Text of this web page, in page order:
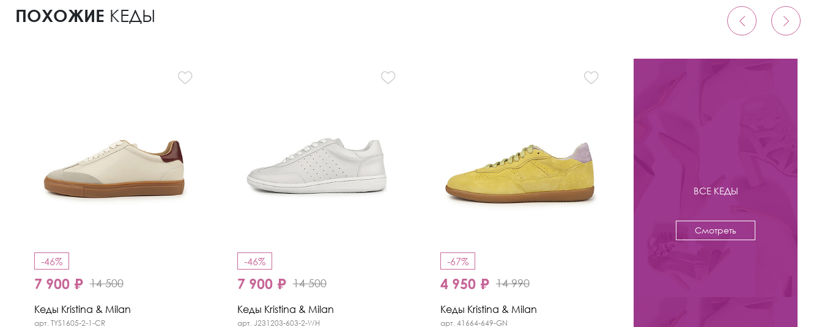
ПОХОЖИЕ КЕДЫ
-46%
7 900 ₽ 14 500
Кеды Kristina & Milan
арт. TYS1605-2-1-CR
-46%
7 900 ₽ 14 500
Кеды Kristina & Milan
арт. J231203-603-2-WH
-67%
4 950 ₽ 14 990
Кеды Kristina & Milan
арт. 41664-649-GN
ВСЕ КЕДЫ
Смотреть